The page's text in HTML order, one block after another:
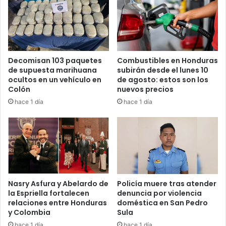
modificarse en beneficio de los
maestros”, añadió.
Llamado al Congreso Nacional
Yuri Hernández hizo un llamado directo a los diputados del
Congreso para que apoyen la reforma que beneficiaría a
“Señores de las bancadas, de
todos los partidos políticos, este
es su partido de fútbol. Juguemos
Decomisan 103 paquetes
de supuesta marihuana
ocultos en un vehículo en
Colón
hace 1 día
Combustibles en Honduras
subirán desde el lunes 10
de agosto: estos son los
nuevos precios
hace 1 día
Nasry Asfura y Abelardo de
la Espriella fortalecen
relaciones entre Honduras
y Colombia
Policía muere tras atender
denuncia por violencia
doméstica en San Pedro
Sula